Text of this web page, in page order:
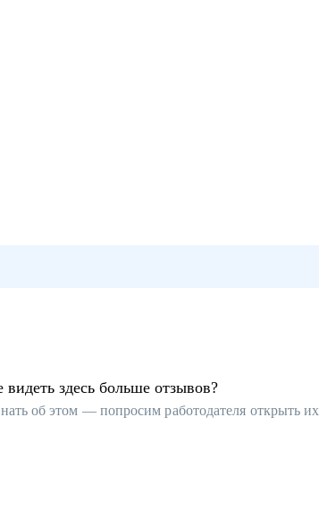
видеть здесь больше отзывов?
об этом — попросим работодателя открыть их